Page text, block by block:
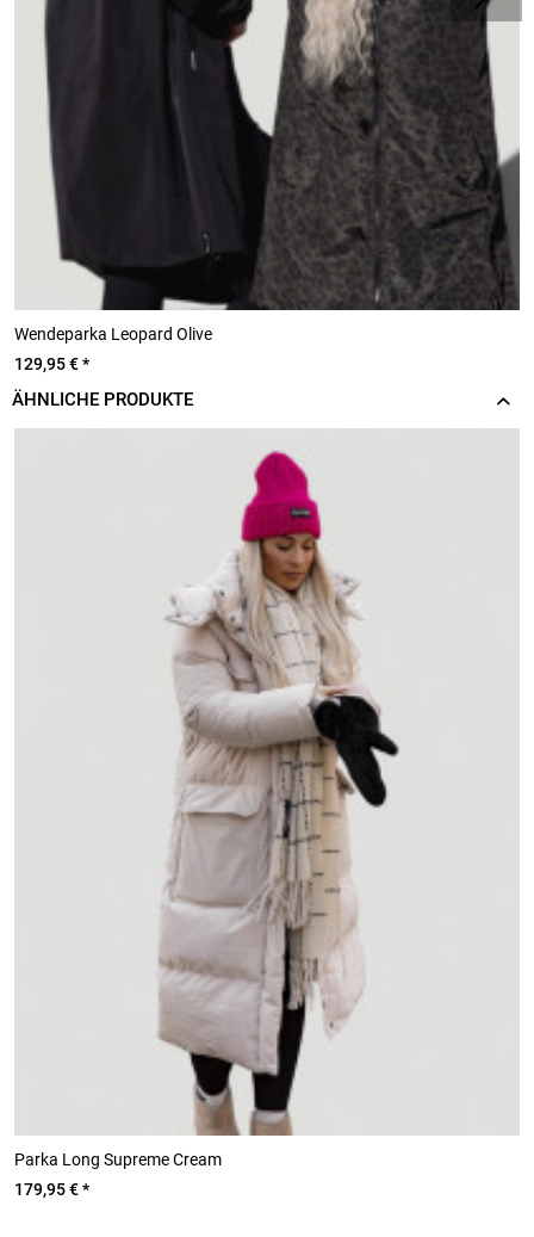
Wendeparka Leopard Olive
129,95 € *
ÄHNLICHE PRODUKTE
Parka Long Supreme Cream
179,95 € *